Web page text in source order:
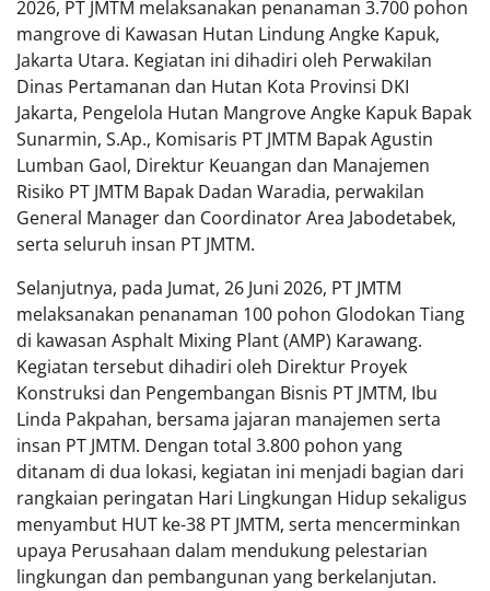
2026, PT JMTM melaksanakan penanaman 3.700 pohon
mangrove di Kawasan Hutan Lindung Angke Kapuk,
Jakarta Utara. Kegiatan ini dihadiri oleh Perwakilan
Dinas Pertamanan dan Hutan Kota Provinsi DKI
Jakarta, Pengelola Hutan Mangrove Angke Kapuk Bapak
Sunarmin, S.Ap., Komisaris PT JMTM Bapak Agustin
Lumban Gaol, Direktur Keuangan dan Manajemen
Risiko PT JMTM Bapak Dadan Waradia, perwakilan
General Manager dan Coordinator Area Jabodetabek,
serta seluruh insan PT JMTM.
Selanjutnya, pada Jumat, 26 Juni 2026, PT JMTM
melaksanakan penanaman 100 pohon Glodokan Tiang
di kawasan Asphalt Mixing Plant (AMP) Karawang.
Kegiatan tersebut dihadiri oleh Direktur Proyek
Konstruksi dan Pengembangan Bisnis PT JMTM, Ibu
Linda Pakpahan, bersama jajaran manajemen serta
insan PT JMTM. Dengan total 3.800 pohon yang
ditanam di dua lokasi, kegiatan ini menjadi bagian dari
rangkaian peringatan Hari Lingkungan Hidup sekaligus
menyambut HUT ke-38 PT JMTM, serta mencerminkan
upaya Perusahaan dalam mendukung pelestarian
lingkungan dan pembangunan yang berkelanjutan.